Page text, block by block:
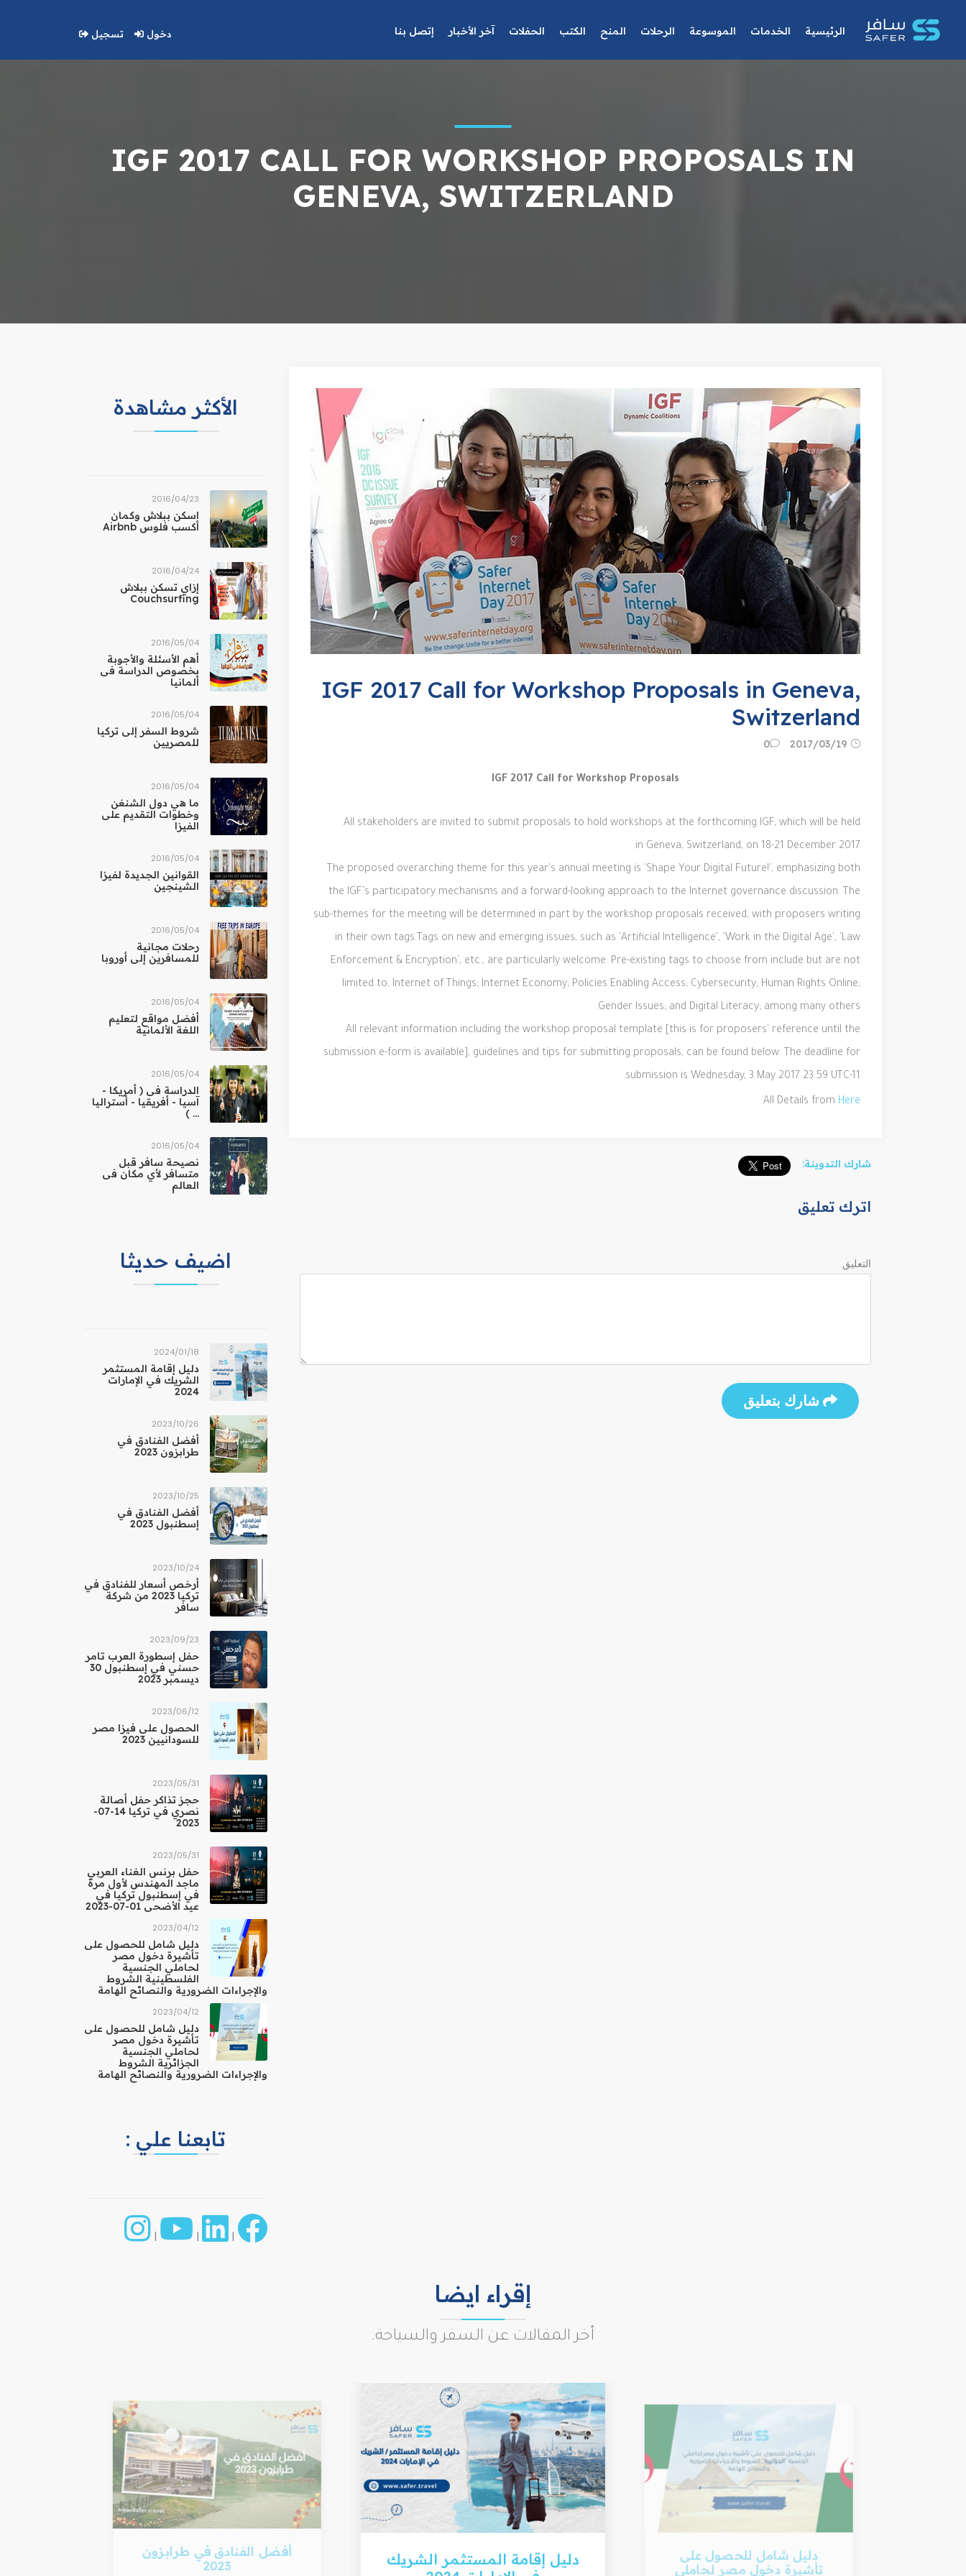
IGF 2017 CALL FOR WORKSHOP PROPOSALS IN
GENEVA, SWITZERLAND
IGF 2017 Call for Workshop Proposals in Geneva,
Switzerland
0
IGF 2017 Call for Workshop Proposals
All stakeholders are invited to submit proposals to hold workshops at the forthcoming IGF, which will be held
in Geneva, Switzerland, on 18-21 December 2017.
The proposed overarching theme for this year's annual meeting is 'Shape Your Digital Future!' , emphasizing both
the IGF's participatory mechanisms and a forward-looking approach to the Internet governance discussion. The
sub-themes for the meeting will be determined in part by the workshop proposals received, with proposers writing
in their own tags. Tags on new and emerging issues, such as 'Artificial Intelligence', 'Work in the Digital Age', 'Law
Enforcement & Encryption', etc., are particularly welcome. Pre-existing tags to choose from include but are not
limited to, Internet of Things; Internet Economy; Policies Enabling Access; Cybersecurity; Human Rights Online;
Gender Issues; and Digital Literacy; among many others.
All relevant information including the workshop proposal template [this is for proposers' reference until the
submission e-form is available], guidelines and tips for submitting proposals, can be found below. The deadline for
submission is Wednesday, 3 May 2017 23:59 UTC-11.
All Details from Here
شارك التدوينة:
اترك تعليق
التعليق
شارك بتعليق
الأكثر مشاهدة
23‏/04‏/2016
اسكن ببلاش وكمان
أكسب فلوس Airbnb
24‏/04‏/2016
إزاي تسكن ببلاش
Couchsurfing
04‏/05‏/2016
أهم الأسئلة والأجوبة
بخصوص الدراسة فى
ألمانيا
04‏/05‏/2016
شروط السفر إلى تركيا
للمصريين
04‏/05‏/2016
ما هي دول الشنغن
وخطوات التقديم على
الفيزا
04‏/05‏/2016
القوانين الجديدة لفيزا
الشينجين
04‏/05‏/2016
رحلات مجانية
للمسافرين إلى أوروبا
04‏/05‏/2016
أفضل مواقع لتعليم
اللغة الألمانية
04‏/05‏/2016
الدراسة فى ( أمريكا -
آسيا - أفريقيا - أستراليا
... )
04‏/05‏/2016
نصيحة سافر قبل
متسافر لأي مكان فى
العالم
اضيف حديثا
18‏/01‏/2024
دليل إقامة المستثمر
الشريك في الإمارات
2024
26‏/10‏/2023
أفضل الفنادق في
طرابزون 2023
25‏/10‏/2023
أفضل الفنادق في
إسطنبول 2023
24‏/10‏/2023
أرخص أسعار للفنادق في
تركيا 2023 من شركة
سافر
23‏/09‏/2023
حفل إسطورة العرب تامر
حسني في إسطنبول 30
ديسمبر 2023
12‏/06‏/2023
الحصول على فيزا مصر
للسودانيين 2023
31‏/05‏/2023
حجز تذاكر حفل أصالة
نصري في تركيا 14-07-
2023
31‏/05‏/2023
حفل برنس الغناء العربي
ماجد المهندس لأول مرة
في إسطنبول تركيا في
عيد الأضحى 01-07-2023
12‏/04‏/2023
دليل شامل للحصول على
تأشيرة دخول مصر
لحاملي الجنسية
الفلسطينية الشروط
والإجراءات الضرورية والنصائح الهامة
12‏/04‏/2023
دليل شامل للحصول على
تأشيرة دخول مصر
لحاملي الجنسية
الجزائرية الشروط
والإجراءات الضرورية والنصائح الهامة
تابعنا علي :
|
|
|
إقراء ايضا
أخر المقالات عن السفر والسياحة.
دليل شامل للحصول على
تأشيرة دخول مصر لحاملي
دليل إقامة المستثمر الشريك
أفضل الفنادق في طرابزون
2023
تسجيل دخول الرئيسية الخدمات الموسوعة الرحلات المنح الكتب الحفلات آخر الأخبار إتصل بنا